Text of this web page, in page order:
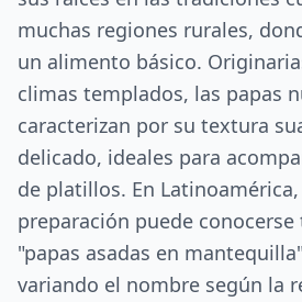
muchas regiones rurales,
un alimento básico.
climas templados, las papas
caracterizan por su textura
delicado, ideales para
de platillos. En
preparación puede
"papas asadas en
variando el nombre según la